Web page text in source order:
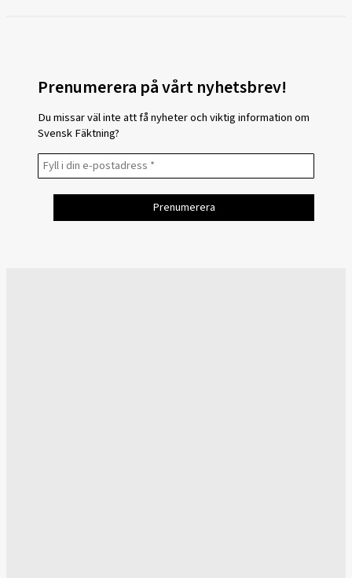
Prenumerera på vårt nyhetsbrev!
Du missar väl inte att få nyheter och viktig information om
Svensk Fäktning?